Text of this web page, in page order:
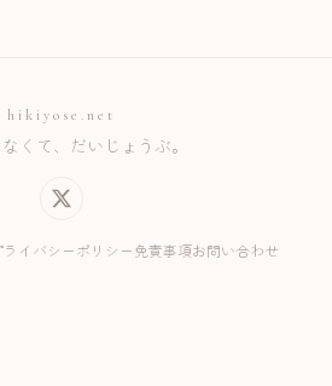
hikiyose.net
くて、だいじょうぶ。
ライバシーポリシー免責事項お問い合わせ